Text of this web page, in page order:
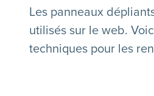
Les panneaux
utilisés sur le web.
techniques pour les